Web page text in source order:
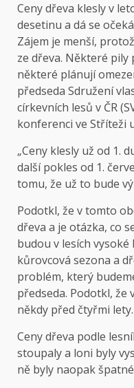
Ceny dřeva klesly v
desetinu a dá se
Zájem je menší,
ze dřeva. Některé
některé plánují
předseda Sdružení
církevních lesů v ČR
konferenci ve Stříteži
„Ceny klesly už od 1.
další pokles od 1.
tomu, že už to bude
Podotkl, že v tomto
dřeva a je otázka, co
budou v lesích
kůrovcová sezona a
problém, který
předseda. Podotkl, že
někdy před čtyřmi lety.
Ceny dřeva podle
stoupaly a loni byly
ně byly naopak